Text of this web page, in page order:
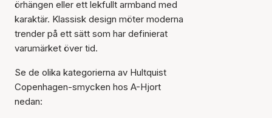
örhängen eller ett lekfullt armband med
karaktär. Klassisk design möter moderna
trender på ett sätt som har definierat
varumärket över tid.
Se de olika kategorierna av Hultquist
Copenhagen-smycken hos A-Hjort
nedan: